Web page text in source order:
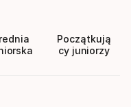
Początkują
cy juniorzy